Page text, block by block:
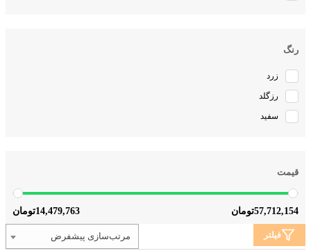
رنگ
زرد
رزگلد
سفید
قیمت
14,479,763تومان 57,712,154تومان
مرتب‌سازی پیشفرض فیلتر